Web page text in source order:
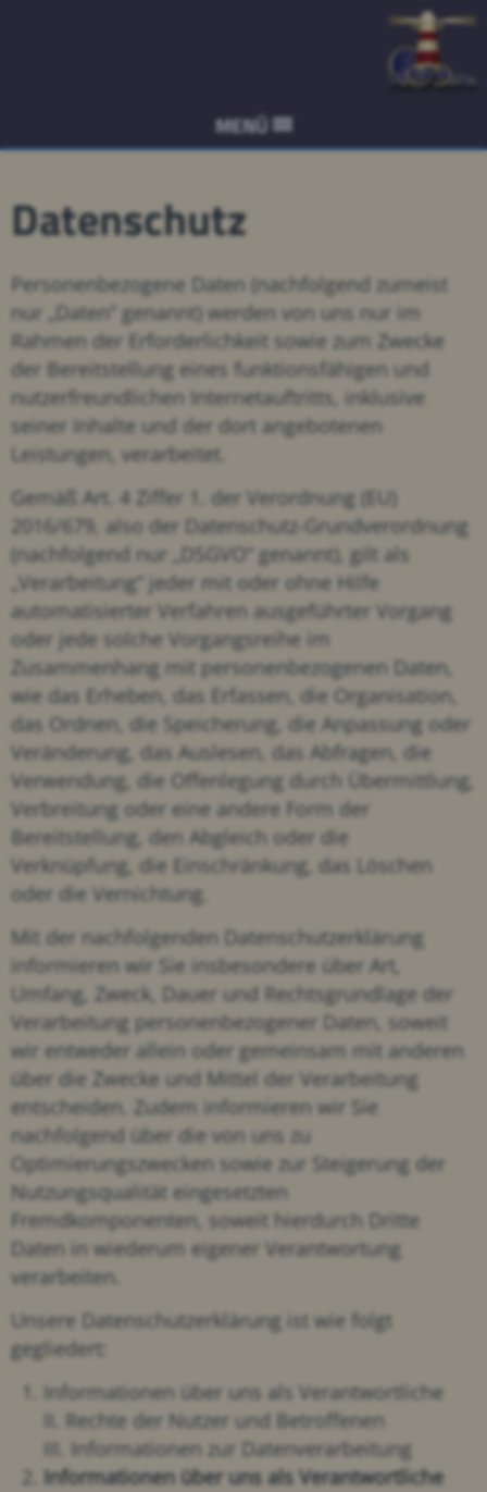
MENÜ
Datenschutz
Personenbezogene Daten (nachfolgend zumeist
nur „Daten“ genannt) werden von uns nur im
Rahmen der Erforderlichkeit sowie zum Zwecke
der Bereitstellung eines funktionsfähigen und
nutzerfreundlichen Internetauftritts, inklusive
seiner Inhalte und der dort angebotenen
Leistungen, verarbeitet.
Gemäß Art. 4 Ziffer 1. der Verordnung (EU)
2016/679, also der Datenschutz-Grundverordnung
(nachfolgend nur „DSGVO“ genannt), gilt als
„Verarbeitung“ jeder mit oder ohne Hilfe
automatisierter Verfahren ausgeführter Vorgang
oder jede solche Vorgangsreihe im
Zusammenhang mit personenbezogenen Daten,
wie das Erheben, das Erfassen, die Organisation,
das Ordnen, die Speicherung, die Anpassung oder
Veränderung, das Auslesen, das Abfragen, die
Verwendung, die Offenlegung durch Übermittlung,
Verbreitung oder eine andere Form der
Bereitstellung, den Abgleich oder die
Verknüpfung, die Einschränkung, das Löschen
oder die Vernichtung.
Mit der nachfolgenden Datenschutzerklärung
informieren wir Sie insbesondere über Art,
Umfang, Zweck, Dauer und Rechtsgrundlage der
Verarbeitung personenbezogener Daten, soweit
wir entweder allein oder gemeinsam mit anderen
über die Zwecke und Mittel der Verarbeitung
entscheiden. Zudem informieren wir Sie
nachfolgend über die von uns zu
Optimierungszwecken sowie zur Steigerung der
Nutzungsqualität eingesetzten
Fremdkomponenten, soweit hierdurch Dritte
Daten in wiederum eigener Verantwortung
verarbeiten.
Unsere Datenschutzerklärung ist wie folgt
gegliedert:
Informationen über uns als Verantwortliche
II. Rechte der Nutzer und Betroffenen
III. Informationen zur Datenverarbeitung
Informationen über uns als Verantwortliche